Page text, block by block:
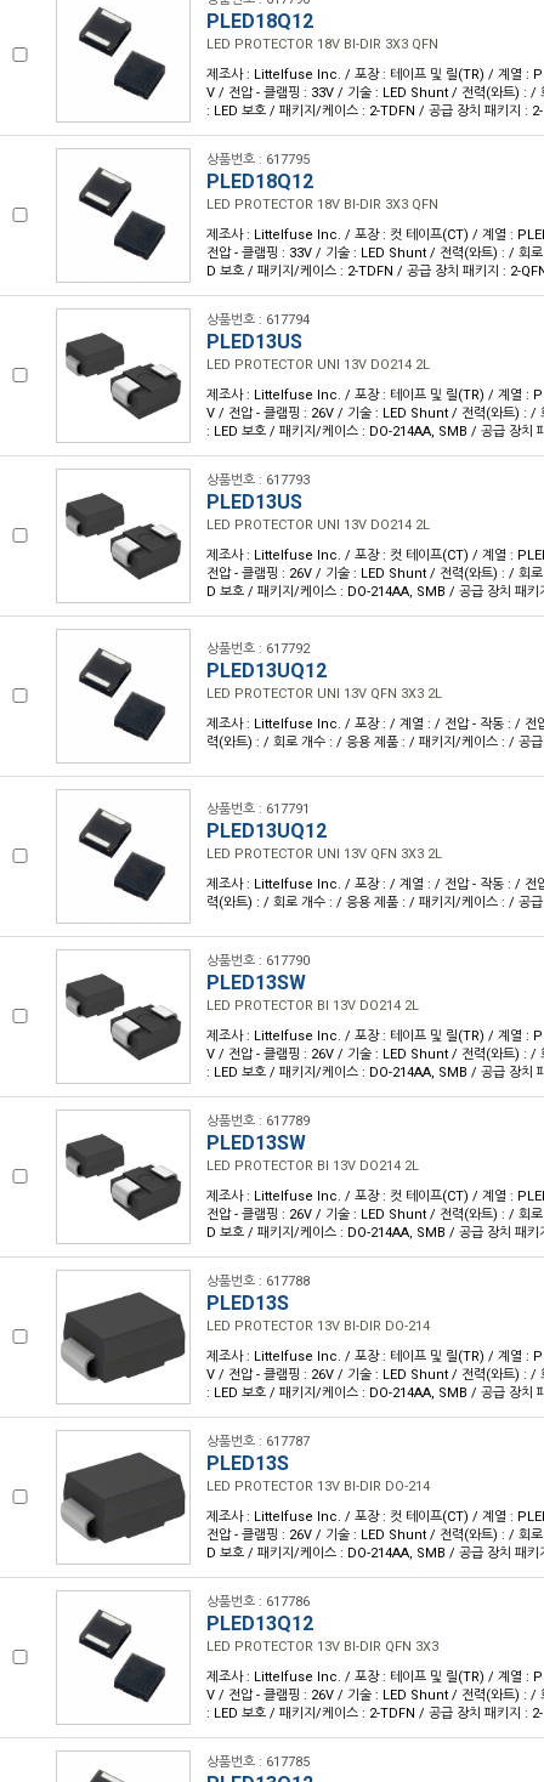
PLED18Q12
LED PROTECTOR 18V BI-DIR 3X3 QFN
제조사 : Littelfuse Inc. / 포장 : 테이프 및 릴(TR) / 계열 :
V / 전압 - 클램핑 : 33V / 기술 : LED Shunt / 전력(와트) : /
: LED 보호 / 패키지/케이스 : 2-TDFN / 공급 장치 패키지 :
상품번호 : 617795
PLED18Q12
LED PROTECTOR 18V BI-DIR 3X3 QFN
제조사 : Littelfuse Inc. / 포장 : 컷 테이프(CT) / 계열 :
전압 - 클램핑 : 33V / 기술 : LED Shunt / 전력(와트) : / 회
D 보호 / 패키지/케이스 : 2-TDFN / 공급 장치 패키지 : 2-
상품번호 : 617794
PLED13US
LED PROTECTOR UNI 13V DO214 2L
제조사 : Littelfuse Inc. / 포장 : 테이프 및 릴(TR) / 계열 :
V / 전압 - 클램핑 : 26V / 기술 : LED Shunt / 전력(와트) : /
: LED 보호 / 패키지/케이스 : DO-214AA, SMB / 공급 장치
상품번호 : 617793
PLED13US
LED PROTECTOR UNI 13V DO214 2L
제조사 : Littelfuse Inc. / 포장 : 컷 테이프(CT) / 계열 :
전압 - 클램핑 : 26V / 기술 : LED Shunt / 전력(와트) : / 회
D 보호 / 패키지/케이스 : DO-214AA, SMB / 공급 장치 패키
상품번호 : 617792
PLED13UQ12
LED PROTECTOR UNI 13V QFN 3X3 2L
제조사 : Littelfuse Inc. / 포장 : / 계열 : / 전압 - 작동 : / 전
력(와트) : / 회로 개수 : / 응용 제품 : / 패키지/케이스 : / 공급
상품번호 : 617791
PLED13UQ12
LED PROTECTOR UNI 13V QFN 3X3 2L
제조사 : Littelfuse Inc. / 포장 : / 계열 : / 전압 - 작동 : / 전
력(와트) : / 회로 개수 : / 응용 제품 : / 패키지/케이스 : / 공급
상품번호 : 617790
PLED13SW
LED PROTECTOR BI 13V DO214 2L
제조사 : Littelfuse Inc. / 포장 : 테이프 및 릴(TR) / 계열 :
V / 전압 - 클램핑 : 26V / 기술 : LED Shunt / 전력(와트) : /
: LED 보호 / 패키지/케이스 : DO-214AA, SMB / 공급 장치
상품번호 : 617789
PLED13SW
LED PROTECTOR BI 13V DO214 2L
제조사 : Littelfuse Inc. / 포장 : 컷 테이프(CT) / 계열 :
전압 - 클램핑 : 26V / 기술 : LED Shunt / 전력(와트) : / 회
D 보호 / 패키지/케이스 : DO-214AA, SMB / 공급 장치 패키
상품번호 : 617788
PLED13S
LED PROTECTOR 13V BI-DIR DO-214
제조사 : Littelfuse Inc. / 포장 : 테이프 및 릴(TR) / 계열 :
V / 전압 - 클램핑 : 26V / 기술 : LED Shunt / 전력(와트) : /
: LED 보호 / 패키지/케이스 : DO-214AA, SMB / 공급 장치
상품번호 : 617787
PLED13S
LED PROTECTOR 13V BI-DIR DO-214
제조사 : Littelfuse Inc. / 포장 : 컷 테이프(CT) / 계열 :
전압 - 클램핑 : 26V / 기술 : LED Shunt / 전력(와트) : / 회
D 보호 / 패키지/케이스 : DO-214AA, SMB / 공급 장치 패키
상품번호 : 617786
PLED13Q12
LED PROTECTOR 13V BI-DIR QFN 3X3
제조사 : Littelfuse Inc. / 포장 : 테이프 및 릴(TR) / 계열 :
V / 전압 - 클램핑 : 26V / 기술 : LED Shunt / 전력(와트) : /
: LED 보호 / 패키지/케이스 : 2-TDFN / 공급 장치 패키지 :
상품번호 : 617785